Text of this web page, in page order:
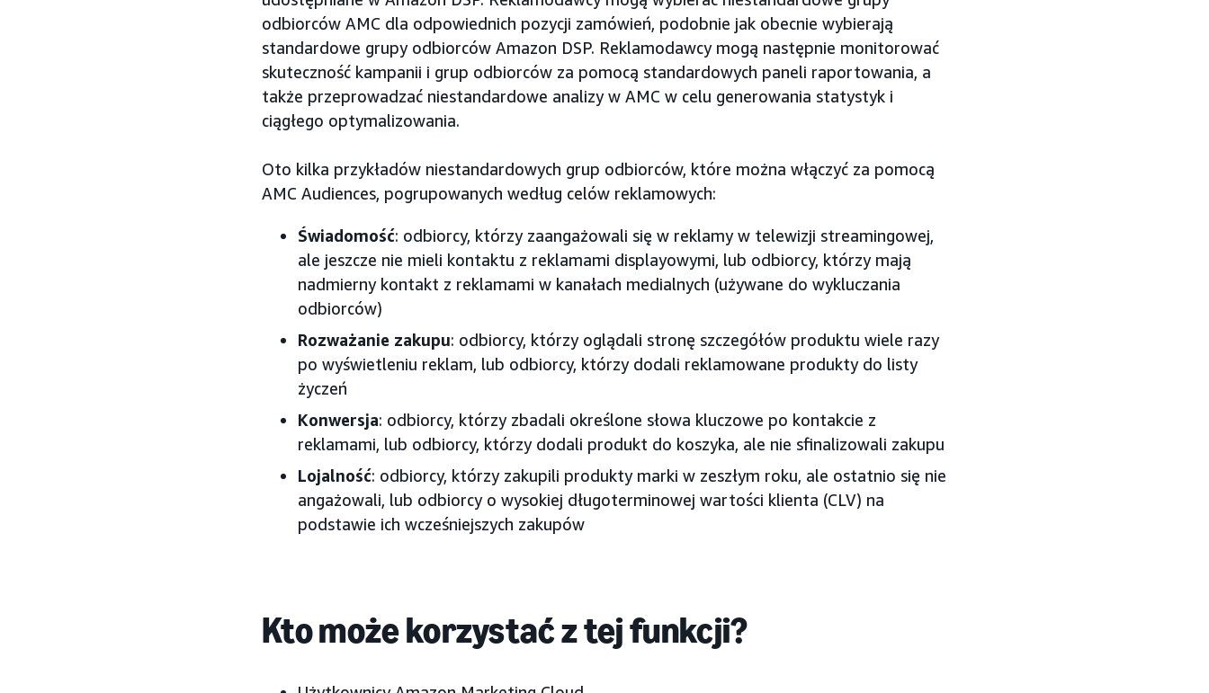
odbiorców AMC dla odpowiednich pozycji zamówień, podobnie jak obecnie wybierają
standardowe grupy odbiorców Amazon DSP. Reklamodawcy mogą następnie monitorować
skuteczność kampanii i grup odbiorców za pomocą standardowych paneli raportowania, a
także przeprowadzać niestandardowe analizy w AMC w celu generowania statystyk i
ciągłego optymalizowania.
Oto kilka przykładów niestandardowych grup odbiorców, które można włączyć za pomocą
AMC Audiences, pogrupowanych według celów reklamowych:
Świadomość: odbiorcy, którzy zaangażowali się w reklamy w telewizji streamingowej,
ale jeszcze nie mieli kontaktu z reklamami displayowymi, lub odbiorcy, którzy mają
nadmierny kontakt z reklamami w kanałach medialnych (używane do wykluczania
odbiorców)
Rozważanie zakupu: odbiorcy, którzy oglądali stronę szczegółów produktu wiele razy
po wyświetleniu reklam, lub odbiorcy, którzy dodali reklamowane produkty do listy
życzeń
Konwersja: odbiorcy, którzy zbadali określone słowa kluczowe po kontakcie z
reklamami, lub odbiorcy, którzy dodali produkt do koszyka, ale nie sfinalizowali zakupu
Lojalność: odbiorcy, którzy zakupili produkty marki w zeszłym roku, ale ostatnio się nie
angażowali, lub odbiorcy o wysokiej długoterminowej wartości klienta (CLV) na
podstawie ich wcześniejszych zakupów
Kto może korzystać z tej funkcji?